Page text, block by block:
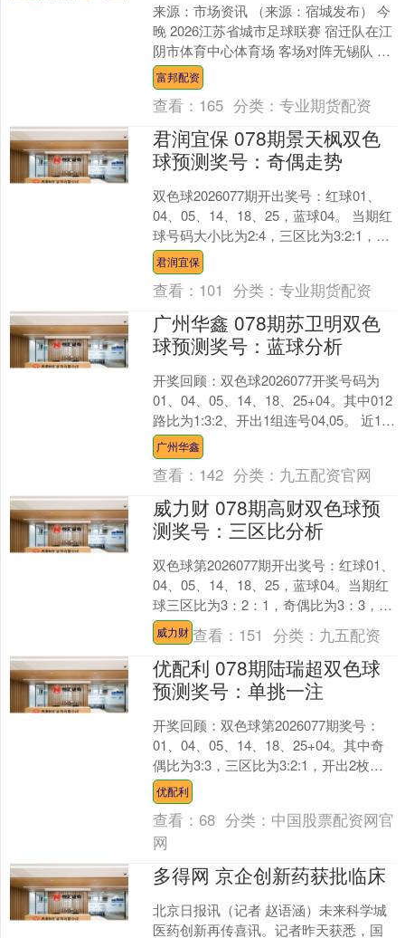
来源：市场资讯 （来源：宿城发布） 今
晚 2026江苏省城市足球联赛 宿迁队在江
阴市体育中心体育场 客场对阵无锡队 比
赛第35分钟左右 宿迁队8号陈力行成功攻
入....
富邦配资
查看： 165 分类：专业期货配资
君润宜保 078期景天枫双色
球预测奖号：奇偶走势
双色球2026077期开出奖号：红球01、
04、05、14、18、25，蓝球04。 当期红
球号码大小比为2:4，三区比为3:2:1，奇
偶比为3:3，重号开出01....
君润宜保
查看： 101 分类：专业期货配资
广州华鑫 078期苏卫明双色
球预测奖号：蓝球分析
开奖回顾：双色球2026077开奖号码为
01、04、05、14、18、25+04。其中012
路比为1:3:2、开出1组连号04,05。 近10
期双色球数据分析图....
广州华鑫
查看： 142 分类： 九五配资官网
威力财 078期高财双色球预
测奖号：三区比分析
双色球第2026077期开出奖号：红球01、
04、05、14、18、25，蓝球04。当期红
球三区比为3：2：1，奇偶比为3：3，和
值为67，跨度为24，蓝球出现....
威力财 查看： 151 分类： 九五配资
优配利 078期陆瑞超双色球
预测奖号：单挑一注
开奖回顾：双色球第2026077期奖号：
01、04、05、14、18、25+04。其中奇
偶比为3:3，三区比为3:2:1，开出2枚重
号01,25。 双色球最近1....
优配利
查看：68 分类： 中国股票配资网官
网
多得网 京企创新药获批临床
北京日报讯（记者 赵语涵）未来科学城
医药创新再传喜讯。记者昨天获悉，国